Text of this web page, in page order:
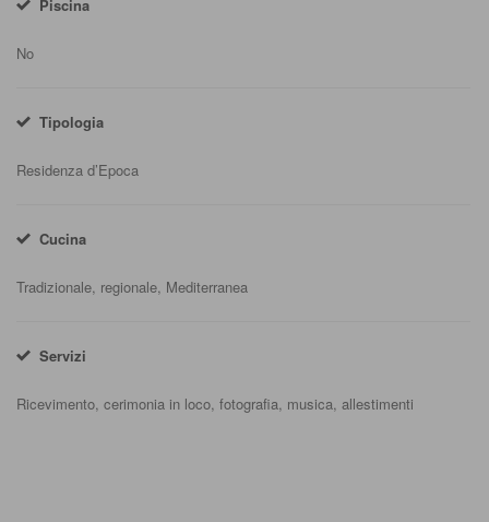
Piscina
No
Tipologia
Residenza d’Epoca
Cucina
Tradizionale, regionale, Mediterranea
Servizi
Ricevimento, cerimonia in loco, fotografia, musica, allestimenti